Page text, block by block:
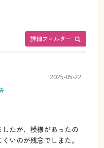
詳細フィルター
2025-05-22
たが、模様があったの
いのが残念でしまた。